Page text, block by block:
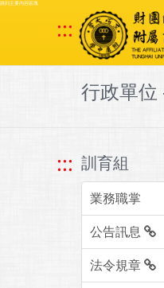
跳到主要內容區塊
:::
行政單位
::: 訓育組
業務職掌
公告訊息
法令規章